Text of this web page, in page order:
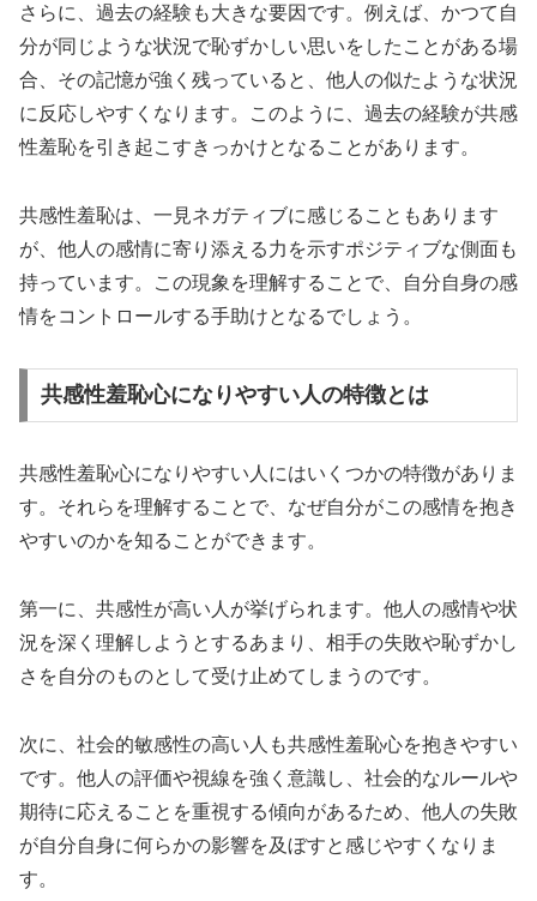
さらに、過去の経験も大きな要因です。例えば、かつて自
分が同じような状況で恥ずかしい思いをしたことがある場
合、その記憶が強く残っていると、他人の似たような状況
に反応しやすくなります。このように、過去の経験が共感
性羞恥を引き起こすきっかけとなることがあります。
共感性羞恥は、一見ネガティブに感じることもあります
が、他人の感情に寄り添える力を示すポジティブな側面も
持っています。この現象を理解することで、自分自身の感
情をコントロールする手助けとなるでしょう。
共感性羞恥心になりやすい人の特徴とは
共感性羞恥心になりやすい人にはいくつかの特徴がありま
す。それらを理解することで、なぜ自分がこの感情を抱き
やすいのかを知ることができます。
第一に、共感性が高い人が挙げられます。他人の感情や状
況を深く理解しようとするあまり、相手の失敗や恥ずかし
さを自分のものとして受け止めてしまうのです。
次に、社会的敏感性の高い人も共感性羞恥心を抱きやすい
です。他人の評価や視線を強く意識し、社会的なルールや
期待に応えることを重視する傾向があるため、他人の失敗
が自分自身に何らかの影響を及ぼすと感じやすくなりま
す。